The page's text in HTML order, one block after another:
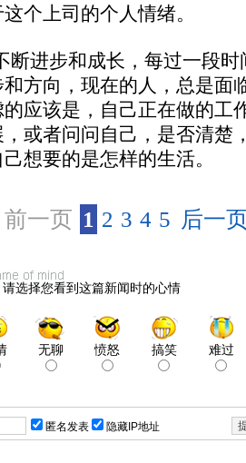
个上司的个人情绪。
断进步和成长，每过一段
方向，现在的人，总是面
应该是，自己正在做的工
或者问问自己，是否清楚
想要的是怎样的生活。
前一页 1 2 3 4 5 后一
请选择您看到这篇新闻时的心情
无聊 愤怒 搞笑 难过
匿名发表 隐藏IP地址